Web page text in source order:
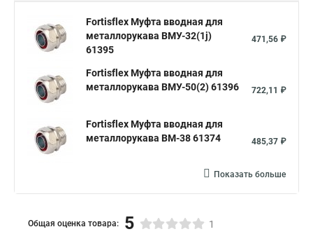
Fortisflex Муфта вводная для
металлорукава ВМУ-32(1ј)
61395
471,56 ₽
Fortisflex Муфта вводная для
металлорукава ВМУ-50(2) 61396
722,11 ₽
Fortisflex Муфта вводная для
металлорукава ВМ-38 61374
485,37 ₽
Показать больше
Общая оценка товара: 5 1